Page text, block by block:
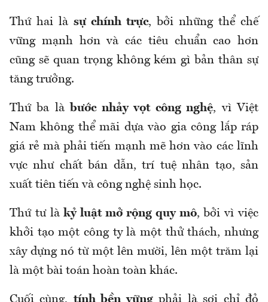
Thứ hai là sự chính trực, bởi những thể chế
vững mạnh hơn và các tiêu chuẩn cao hơn
cũng sẽ quan trọng không kém gì bản thân sự
tăng trưởng.
Thứ ba là bước nhảy vọt công nghệ, vì Việt
Nam không thể mãi dựa vào gia công lắp ráp
giá rẻ mà phải tiến mạnh mẽ hơn vào các lĩnh
vực như chất bán dẫn, trí tuệ nhân tạo, sản
xuất tiên tiến và công nghệ sinh học.
Thứ tư làkỷ luật mở rộng quy mô, bởi vì việc
khởi tạo một công ty là một thử thách, nhưng
xây dựng nó từ một lên mười, lên một trăm lại
là một bài toán hoàn toàn khác.
Cuối cùng, tính bền vữngphải là sợi chỉ đỏ